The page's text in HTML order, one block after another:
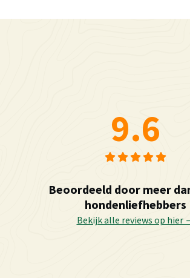
9.6
Beoordeeld door meer
hondenliefhebbers
Bekijk alle reviews op hier